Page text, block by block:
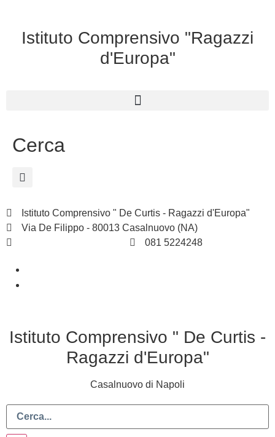
Istituto Comprensivo "Ragazzi
d'Europa"
Cerca
Istituto Comprensivo " De Curtis - Ragazzi d'Europa"
Via De Filippo - 80013 Casalnuovo (NA)
081 5224248
Istituto Comprensivo " De Curtis -
Ragazzi d'Europa"
Casalnuovo di Napoli